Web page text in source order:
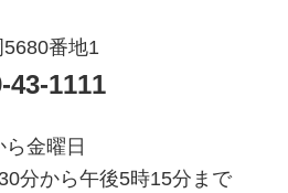
番地1
43-1111
ら金曜日
分から午後5時15分まで